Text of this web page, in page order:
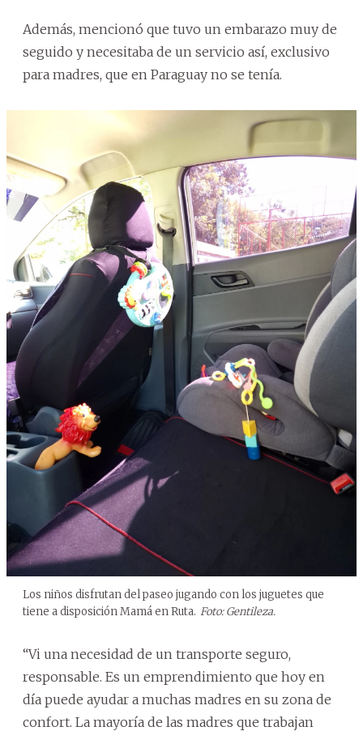
Además, mencionó que tuvo un embarazo muy de
seguido y necesitaba de un servicio así, exclusivo
para madres, que en Paraguay no se tenía.
Los niños disfrutan del paseo jugando con los juguetes que
tiene a disposición Mamá en Ruta. Foto: Gentileza.
“Vi una necesidad de un transporte seguro,
responsable. Es un emprendimiento que hoy en
día puede ayudar a muchas madres en su zona de
confort. La mayoría de las madres que trabajan